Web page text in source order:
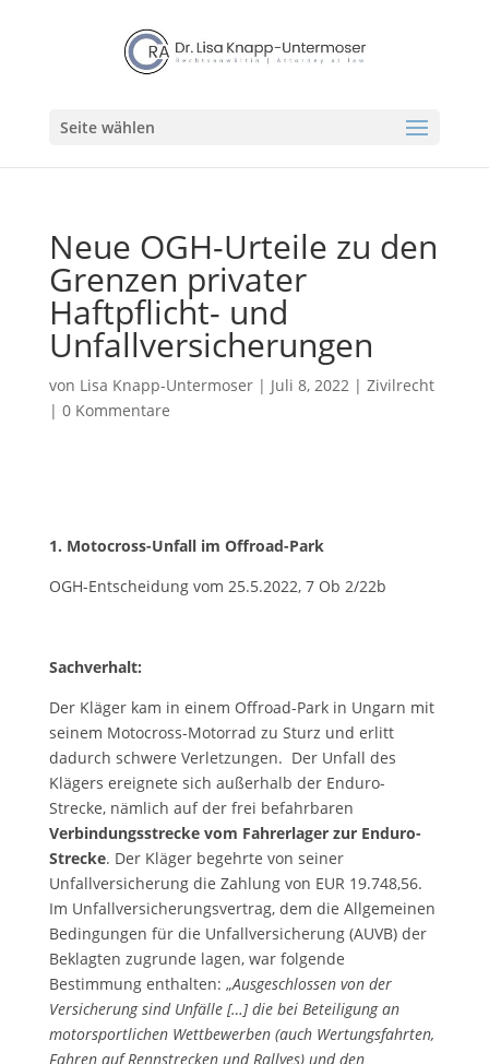
Seite wählen
Neue OGH-Urteile zu den
Grenzen privater
Haftpflicht- und
Unfallversicherungen
von Lisa Knapp-Untermoser| Juli 8, 2022| Zivilrecht
| 0 Kommentare
1. Motocross-Unfall im Offroad-Park
OGH-Entscheidung vom 25.5.2022, 7 Ob 2/22b
Sachverhalt:
Der Kläger kam in einem Offroad-Park in Ungarn mit
seinem Motocross-Motorrad zu Sturz und erlitt
dadurch schwere Verletzungen. Der Unfall des
Klägers ereignete sich außerhalb der Enduro-
Strecke, nämlich auf der frei befahrbaren
Verbindungsstrecke vom Fahrerlager zur Enduro-
Strecke. Der Kläger begehrte von seiner
Unfallversicherung die Zahlung von EUR 19.748,56.
Im Unfallversicherungsvertrag, dem die Allgemeinen
Bedingungen für die Unfallversicherung (AUVB) der
Beklagten zugrunde lagen, war folgende
Bestimmung enthalten: „Ausgeschlossen von der
Versicherung sind Unfälle […] die bei Beteiligung an
motorsportlichen Wettbewerben (auch Wertungsfahrten,
Fahren auf Rennstrecken und Rallyes) und den